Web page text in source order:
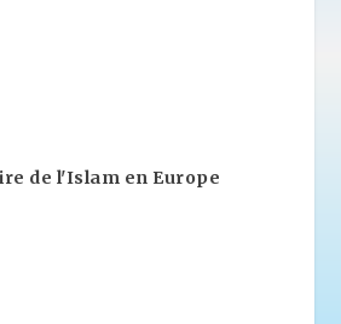
de l'Islam en Europe